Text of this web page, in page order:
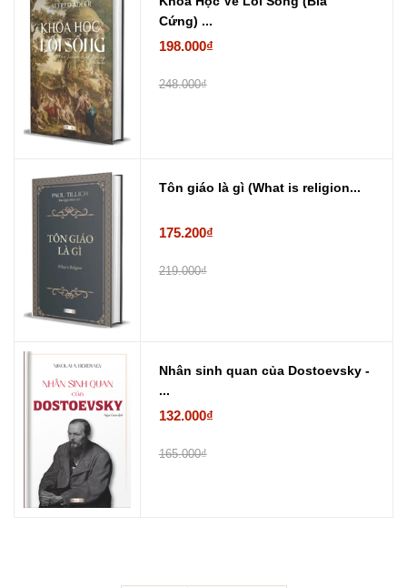
Cứng) ...
198.000₫
248.000₫
Tôn giáo là gì (What is religion...
175.200₫
219.000₫
Nhân sinh quan của Dostoevsky -
...
132.000₫
165.000₫